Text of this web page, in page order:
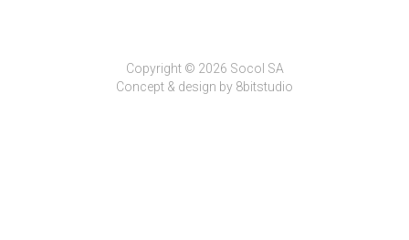
Copyright © 2026 Socol SA
Concept & design by 8bitstudio